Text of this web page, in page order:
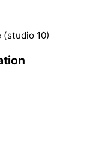
(studio 10)